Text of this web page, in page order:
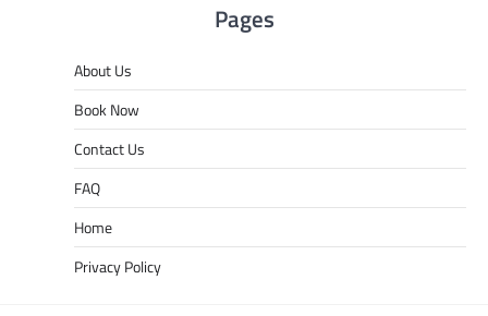
Pages
About Us
Book Now
Contact Us
FAQ
Home
Privacy Policy